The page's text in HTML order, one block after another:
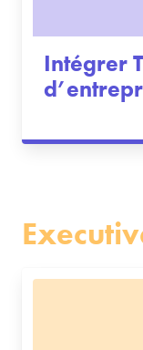
Intégrer